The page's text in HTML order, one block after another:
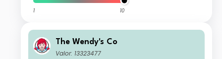
1 10
The Wendy's Co
Valor: 13323477